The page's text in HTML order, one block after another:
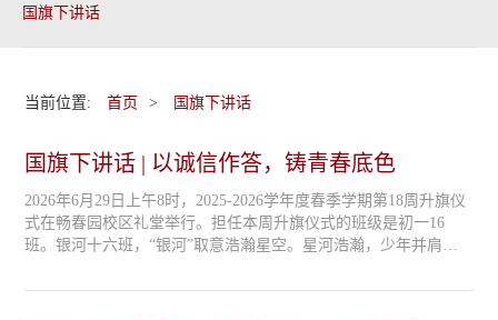
国旗下讲话
当前位置: 首页 > 国旗下讲话
国旗下讲话 | 以诚信作答，铸青春底色
2026年6月29日上午8时，2025-2026学年度春季学期第18周升旗仪
式在畅春园校区礼堂举行。担任本周升旗仪式的班级是初一16
班。银河十六班，“银河”取意浩瀚星空。星河浩瀚，少年并肩，
校规，勤学善思；相处，我们互帮互助，包容和睦。我们铭记少